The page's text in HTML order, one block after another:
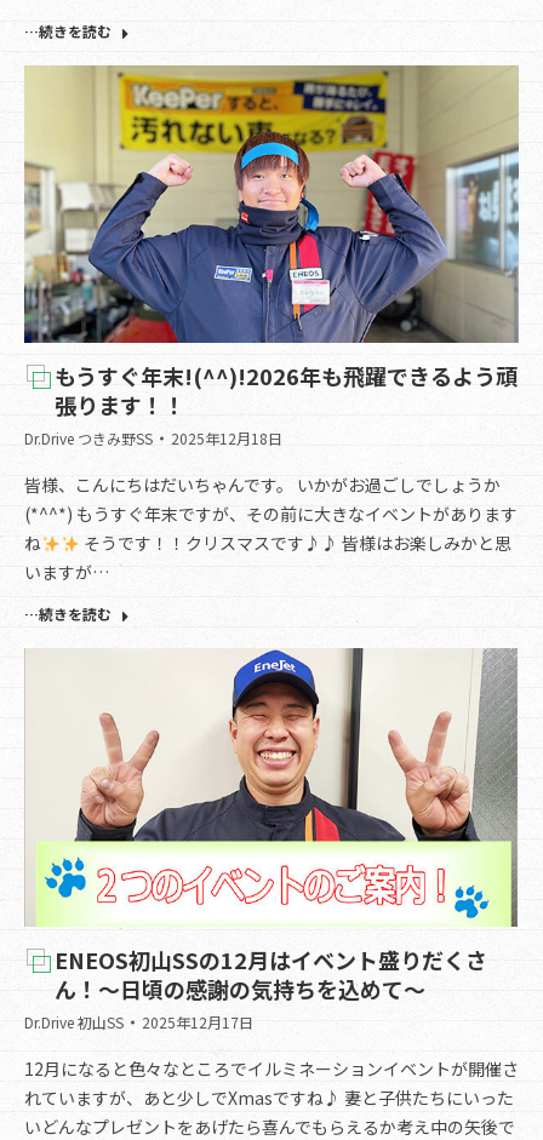
…続きを読む
もうすぐ年末!(^^)!2026年も飛躍できるよう頑
張ります！！
Dr.Drive つきみ野SS 2025年12月18日
皆様、こんにちはだいちゃんです。 いかがお過ごしでしょうか
(*^^*) もうすぐ年末ですが、その前に大きなイベントがあります
ね
そうです！！クリスマスです♪♪ 皆様はお楽しみかと思
いますが…
…続きを読む
ENEOS初山SSの12月はイベント盛りだくさ
ん！～日頃の感謝の気持ちを込めて～
Dr.Drive 初山SS 2025年12月17日
12月になると色々なところでイルミネーションイベントが開催さ
れていますが、あと少しでXmasですね♪ 妻と子供たちにいった
いどんなプレゼントをあげたら喜んでもらえるか考え中の矢後で